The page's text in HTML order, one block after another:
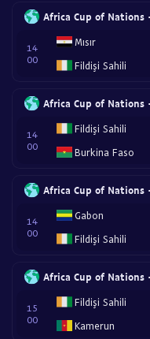
Africa Cup of
14
00
Mısır
Fildişi Sahili
Africa Cup of Nations
14
00
Fildişi Sahili
Burkina Faso
Africa Cup of Nations
14
00
Gabon
Fildişi Sahili
Africa Cup of Nations
15
00
Fildişi Sahili
Kamerun